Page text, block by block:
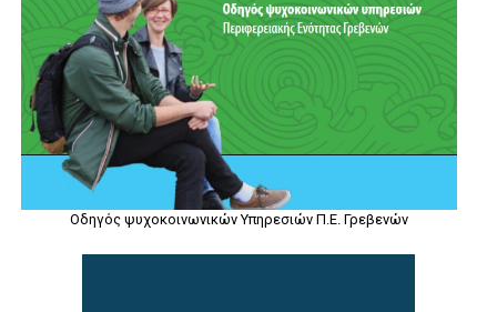
Οδηγός ψυχοκοινωνικών Υπηρεσιών Π.Ε. Γρεβενών